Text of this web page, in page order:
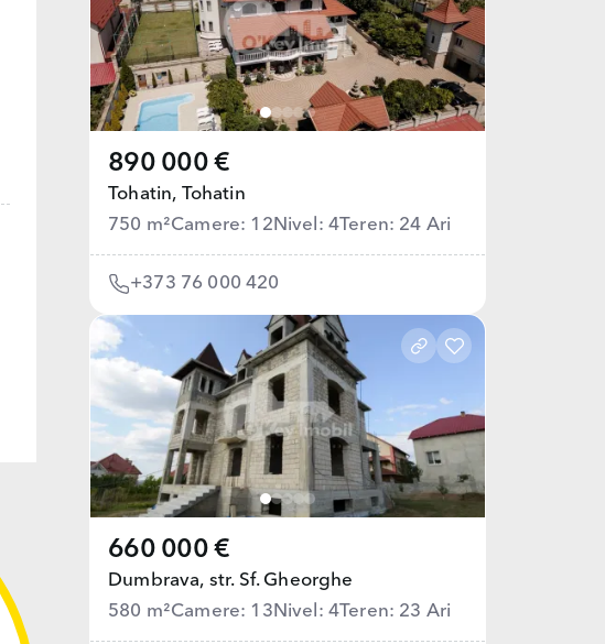
890 000 €
Tohatin, Tohatin
750 m²Camere: 12 Nivel: 4Teren: 24 Ari
+373 76 000 420
660 000 €
Dumbrava, str. Sf. Gheorghe
580 m²Camere: 13 Nivel: 4Teren: 23 Ari